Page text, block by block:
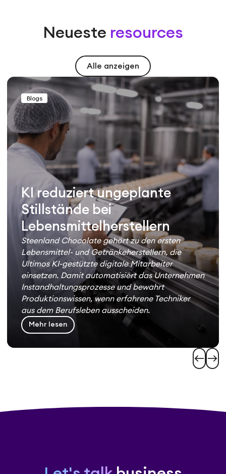
Neueste resources
Alle anzeigen
Blogs
KI reduziert ungeplante
Stillstände bei
Lebensmittelherstellern
Steenland Chocolate gehört zu den ersten
Lebensmittel- und Getränkeherstellern, die
Ultimos KI-gestützte digitale Mitarbeiter
einsetzen. Damit automatisiert das Unternehmen
Instandhaltungsprozesse und bewahrt
Produktionswissen, wenn erfahrene Techniker
aus dem Berufsleben ausscheiden.
Mehr lesen
westeast